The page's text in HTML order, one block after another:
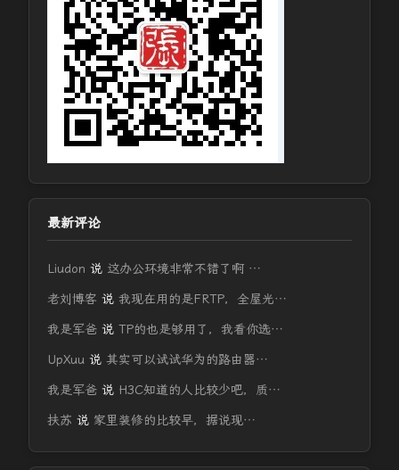
最新评论
Liudon 说 这办公环境非常不错了啊 …
老刘博客 说 我现在用的是FRTP，全屋光…
我是军爸 说 TP的也是够用了，我看你选…
UpXuu 说 其实可以试试华为的路由器…
我是军爸 说 H3C知道的人比较少吧，质…
扶苏 说 家里装修的比较早，据说现…